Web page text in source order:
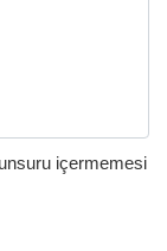
içermemesi